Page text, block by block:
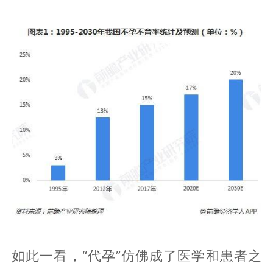
如此一看，“代孕”仿佛成了医学和患者之